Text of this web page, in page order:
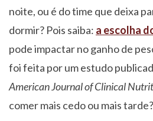
noite, ou é do time que deixa
dormir? Pois saiba: a escolha
pode impactar no ganho de
foi feita por um estudo
American Journal of Clinical
comer mais cedo ou mais